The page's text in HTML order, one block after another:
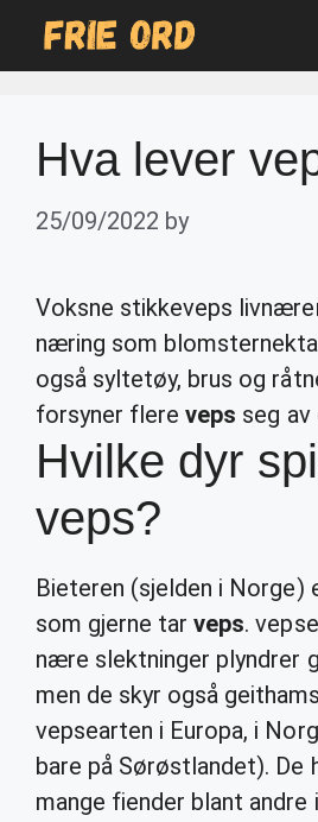
Hva lever
25/09/2022 by
Voksne stikkeveps
næring som
også syltetøy, brus og
forsyner flereveps seg
Hvilke dyr
veps?
Bieteren (sjelden i Norge)
som gjerne tarveps.
nære slektninger plyndrer
men de skyr også
vepsearten i Europa, i
bare på Sørøstlandet). De
mange fiender blant andre